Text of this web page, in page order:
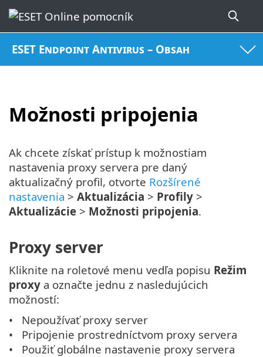
ESET Endpoint Antivirus – Obsah
Možnosti pripojenia
Ak chcete získať prístup k možnostiam
nastavenia proxy servera pre daný
aktualizačný profil, otvorte Rozšírené
nastavenia > Aktualizácia > Profily >
Aktualizácie > Možnosti pripojenia.
Proxy server
Kliknite na roletové menu vedľa popisu Režim
proxy a označte jednu z nasledujúcich
možností:
Nepoužívať proxy server
Pripojenie prostredníctvom proxy servera
Použiť globálne nastavenie proxy servera